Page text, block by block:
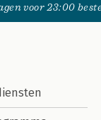
voor 23:00